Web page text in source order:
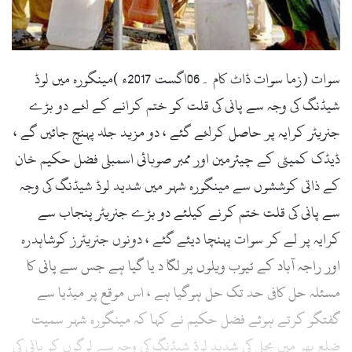
سوات (زما سوات ڈاٹ کام ۔06اگست 2017ء )مینگورہ میں لوڈ
شیڈنگ کی وجہ سے پانی کی قلت کو ختم کرانے کے لئے دو بڑے
جنریٹر کرایہ پر حاصل کرلئے گئے ، دو مزید جلد پہنچ جائیں گے ،
ڈیڈک کمیٹی کے چیئرمین اور ممبر صوبائی اسمبلی فضل حکیم خان
کے ذاتی کوششوں سے مینگورہ شہر میں شدید لوڈ شیڈنگ کی وجہ
سے پانی کی قلت ختم کرنے کیلئے دو بڑے جنریٹر پنجاب سے
کرایہ پر لے کر سوات پہنچا دیئے گئے ، دونوں جنریٹرز کوشاہدرہ
اور راجہ آباد کے ٹیوب ویلوں پر لگا د یا گیا ہے جس سے پانی کا
مسئلہ حل کافی حد تک حل ہوگیا ہے ، اس موقع پر میڈیا سے
گفتگو کرتے ہوئے فضل حکیم نے کہا کہ مینگورہ شہر سمیت
ضلع بھر میں بجلی کی شدید لوڈ شیڈنگ کی وجہ سے لوگوں کو پانی کی